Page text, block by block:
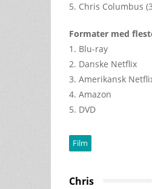
5. Chris Columbus
Formater med
1. Blu-ray
2. Danske Netflix
3. Amerikansk
4. Amazon
5. DVD
Film
Chris